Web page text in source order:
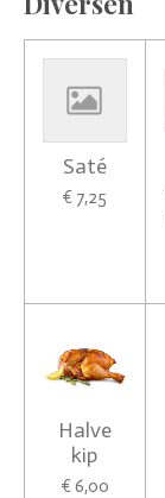
Saté
€ 7,25
Halve
kip
€ 6,00